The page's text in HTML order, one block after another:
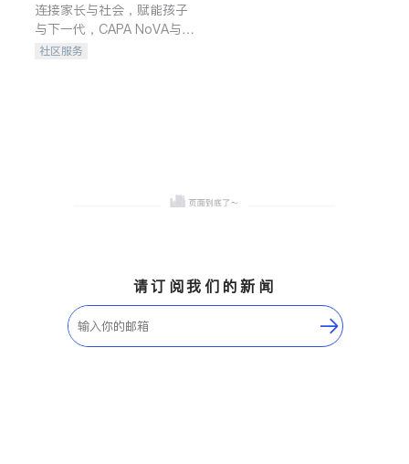
连接家长与社会，赋能孩子
与下一代，CAPA NoVA与您
携手建设包容、公平、充满
社区服务
请订阅我们的新闻